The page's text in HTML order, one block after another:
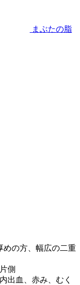
まぶたの脂
めの方、幅広の二重
側
出血、赤み、むく